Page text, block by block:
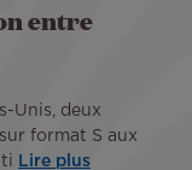
entre
Unis, deux
format S aux
Lire plus